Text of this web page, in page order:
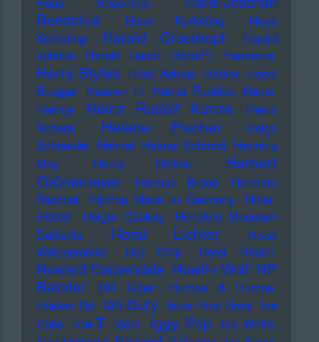
Roedelius
Haoe Kerkeling
Hape
Kerkeling
Harald Grosskopf
Harald
Juhnke
Harald Lesch Hard-Fi Harmonia
Harry Styles Hasil Adkins Hattler Hazel
Brugger Heaven 17 Heiner Pudelko Heino
Heintje
Heinz Rudolf Kunze
Heinz
Schenk
Helene Fischer
Helge
Schneider Helmet Helmut Schmidt Henning
May
Henry Rollins
Herbert
Grönemeyer
Herman Brood
Hermeto
Pascoal
HipHop Made in Germany
Hitler
Hitster
Holger Czukay
Honolulu Mountain
Daffodils
Horst Lichter
Horst
Weidenmüller
Hot Chip Hotel Rimini
Howard Carpendale Howlin Wolf HP
Baxxter
HR Giger
Humpe & Humpe
Hüsker Dü Ian Dury Ibiza Final Boss Ice
Cube
Ice-T Ideal Iggy Pop Ike White